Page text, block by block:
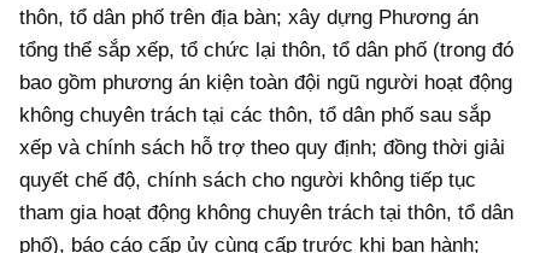
thôn, tổ dân phố trên địa bàn; xây dựng Phương án
tổng thể sắp xếp, tổ chức lại thôn, tổ dân phố (trong đó
bao gồm phương án kiện toàn đội ngũ người hoạt động
không chuyên trách tại các thôn, tổ dân phố sau sắp
xếp và chính sách hỗ trợ theo quy định; đồng thời giải
quyết chế độ, chính sách cho người không tiếp tục
tham gia hoạt động không chuyên trách tại thôn, tổ dân
phố), báo cáo cấp ủy cùng cấp trước khi ban hành;